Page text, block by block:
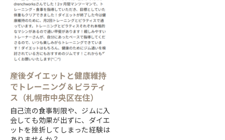
産後ダイエットと健康維持
でトレーニング＆ピラティ
ス（札幌市中央区在住）
自己流の食事制限や、ジムに入
会しても効果が出ずに、ダイエ
ットを挫折してしまった経験は